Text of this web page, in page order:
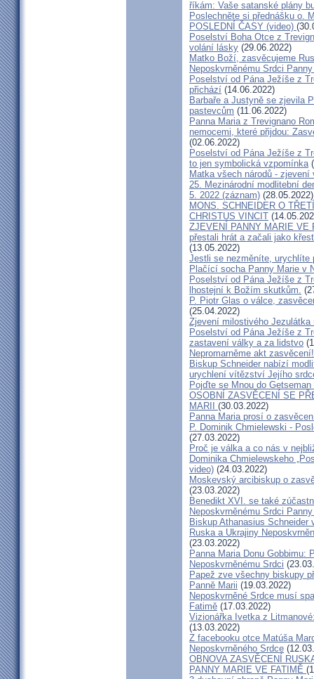
říkám: Vaše satanské plány
Poslechněte si přednášku o.
POSLEDNÍ ČASY (video)
Poselství Boha Otce z
volání lásky (29.06.2022)
Matko Boží, zasvěcujeme
Neposkvrněnému Srdci
Poselství od Pána Ježíše z
přichází (14.06.2022)
Barbaře a Justyně se zjevila
pastevcům (11.06.2022)
Panna Maria z Trevignano
nemocemi, které přijdou:
(02.06.2022)
Poselství od Pána Ježíše z
to jen symbolická vzpomínka
Matka všech národů - zjevení
25. Mezinárodní modlitební
5. 2022 (záznam) (28.05.2022)
MONS. SCHNEIDER O
CHRISTUS VINCIT
ZJEVENÍ PANNY MARIE VE
přestali hrát a začali jako
(13.05.2022)
Jestli se nezměníte,
Plačící socha Panny Marie v
Poselství od Pána Ježíše z
lhostejní k Božím skutkům.
P. Piotr Glas o válce,
(25.04.2022)
Zjevení milostivého
Poselství od Pána Ježíše z
zastavení války a za lidstvo
Nepromarněme akt zasvěcení!
Biskup Schneider nabízí
urychlení vítězství Jejího
Pojďte se Mnou do
OSOBNÍ ZASVĚCENÍ SE
MARII (30.03.2022)
Panna Maria prosí o
P. Dominik Chmielewski -
(27.03.2022)
Proč je válka a co nás v
Dominika Chmielewskeho
video) (24.03.2022)
Moskevský arcibiskup o
(23.03.2022)
Benedikt XVI. se také
Neposkvrněnému Srdci
Biskup Athanasius
Ruska a Ukrajiny
(23.03.2022)
Panna Maria Donu
Neposkvrněnému Srdci
Papež zve všechny biskupy
Panně Marii (19.03.2022)
Neposkvrněné Srdce musí
Fatimě (17.03.2022)
Vizionářka Ivetka z
(13.03.2022)
Z facebooku otce Matúša
Neposkvrněného Srdce
OBNOVA ZASVĚCENÍ
PANNY MARIE VE FATIMĚ